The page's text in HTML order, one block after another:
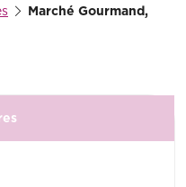
Marché Gourmand,